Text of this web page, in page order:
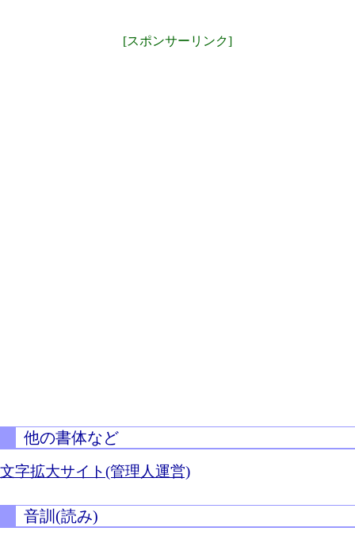
[スポンサーリンク]
他の書体など
文字拡大サイト(管理人運営)
音訓(読み)